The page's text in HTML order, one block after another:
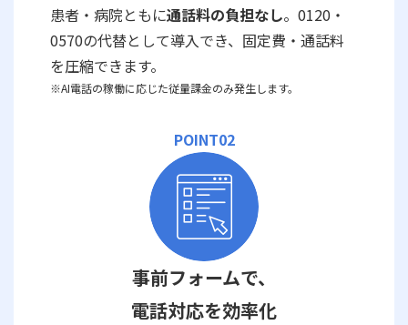
患者・病院ともに通話料の負担なし。0120・
0570の代替として導入でき、固定費・通話料
を圧縮できます。
※AI電話の稼働に応じた従量課金のみ発生します。
POINT02
事前フォームで、
電話対応を効率化